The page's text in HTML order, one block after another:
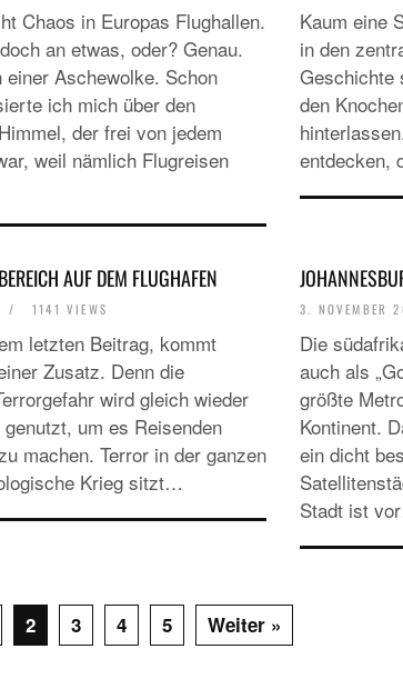
Chaos in Europas Flughallen.
an etwas, oder? Genau.
einer Aschewolke. Schon
ich mich über den
der frei von jedem
weil nämlich Flugreisen
Kaum eine
in den
Geschichte
den
entdecken,
AUF DEM FLUGHAFEN
/ 1141 VIEWS
letzten Beitrag, kommt
Zusatz. Denn die
wird gleich wieder
um es Reisenden
machen. Terror in der ganzen
Krieg sitzt…
3. NOVEMBER
Die
auch als
größte
Kontinent.
ein dicht
Stadt ist
2 3 4 5 Weiter »